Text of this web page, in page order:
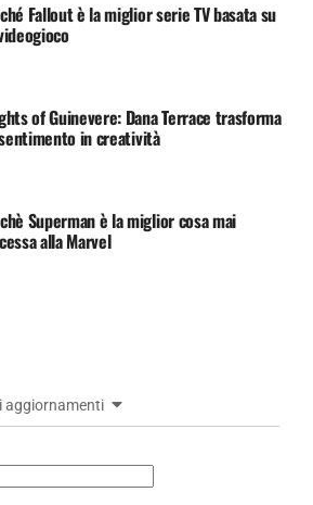
Fallout è la miglior serie TV basata su
of Guinevere: Dana Terrace trasforma
in creatività
Superman è la miglior cosa mai
alla Marvel
aggiornamenti